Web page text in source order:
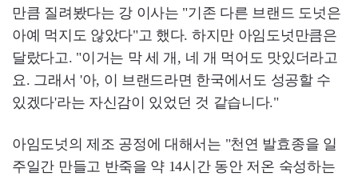
만큼 질려봤다는 강 이사는 "기존 다른 브랜드 도넛은
아예 먹지도 않았다"고 했다. 하지만 아임도넛만큼은
달랐다고. "이거는 막 세 개, 네 개 먹어도 맛있더라고
요. 그래서 '아, 이 브랜드라면 한국에서도 성공할 수
있겠다'라는 자신감이 있었던 것 같습니다."
아임도넛의 제조 공정에 대해서는 "천연 발효종을 일
주일간 만들고 반죽을 약 14시간 동안 저온 숙성하는